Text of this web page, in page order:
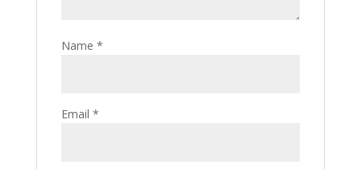
Name *
Email *